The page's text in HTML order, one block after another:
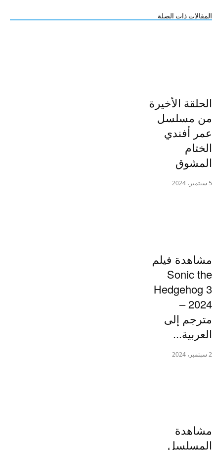
المقالات ذات الصلة
الحلقة الأخيرة
من مسلسل
عمر أفندي
الختام
المشوق
5 سبتمبر، 2024
مشاهدة فيلم
Sonic the
Hedgehog 3
– 2024
مترجم إلى
العربية...
2 سبتمبر، 2024
مشاهدة
المسلسل